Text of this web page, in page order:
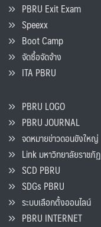
PBRU Exit Exam
Speexx
Boot Camp
จัดซื้อจัดจ้าง
ITA PBRU
PBRU LOGO
PBRU JOURNAL
จดหมายข่าวดอนขังใหญ่
Link มหาวิทยาลัยราชภัฏ
SCD PBRU
SDGs PBRU
ระบบเลือกตั้งออนไลน์
PBRU INTERNET